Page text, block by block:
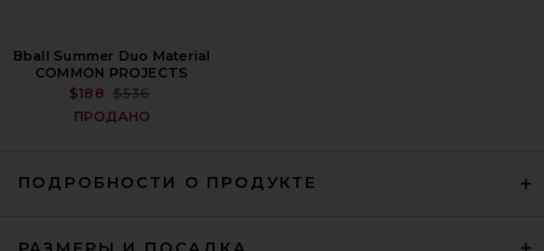
Bball Summer Duo Material
COMMON PROJECTS
$188 PREVIOUS PRICE:
$536
ПРОДАНО
ПОДРОБНОСТИ О ПРОДУКТЕ